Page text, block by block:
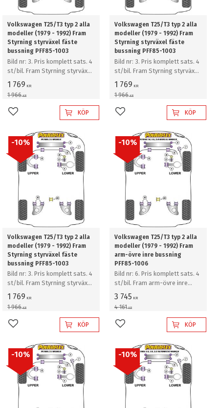
Volkswagen T25/T3 typ 2 alla
modeller (1979 - 1992) Fram
Styrning styrväxel fäste
bussning PFF85-1003
Bild nr: 3. Pris komplett sats. 4
st/bil. Fram Styrning styrväxel
fäste bussning
1 769 KR
1 966KR
Lägg till i favoriterKÖP
Volkswagen T25/T3 typ 2 alla
modeller (1979 - 1992) Fram
Styrning styrväxel fäste
bussning PFF85-1003
Bild nr: 3. Pris komplett sats. 4
st/bil. Fram Styrning styrväxel
fäste bussning
1 769 KR
1 966KR
Lägg till i favoriterKÖP
Volkswagen T25/T3 typ 2 alla
modeller (1979 - 1992) Fram
Styrning styrväxel fäste
bussning PFF85-1003
Bild nr: 3. Pris komplett sats. 4
st/bil. Fram Styrning styrväxel
fäste bussning
1 769 KR
1 966KR
10%
Lägg till i favoriterKÖP
Volkswagen T25/T3 typ 2 alla
modeller (1979 - 1992) Fram
arm-övre inre bussning
PFF85-1006
Bild nr: 6. Pris komplett sats. 4
st/bil. Fram arm-övre inre
bussning
3 745 KR
4 161KR
10%
Lägg till i favoriterKÖP
10% 10%